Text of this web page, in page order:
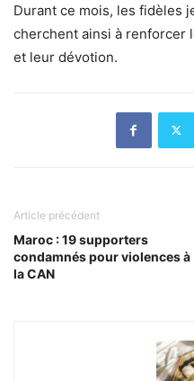
Durant ce mois, les fidèles
cherchent ainsi à renforcer
et leur dévotion.
Article précédent
Maroc : 19 supporters
condamnés pour violences à
la CAN